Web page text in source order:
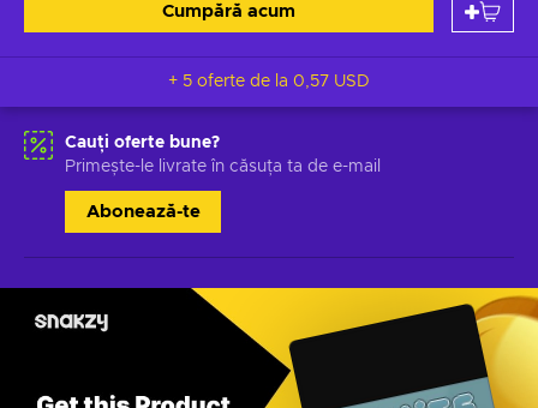
Cumpără acum
+ 5 oferte de la 0,57 USD
Cauți oferte bune?
Primește-le livrate în căsuța ta de e-mail
Abonează-te